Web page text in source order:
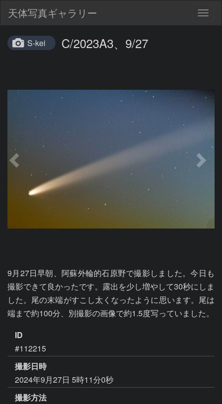
天体写真ギャラリー
S-kei C/2023A3、9/27
9月27日早朝、阿蘇外輪的石原野で撮影しました。今日も
撮影できて良かったです。露出を少し増やして30秒にしま
した。尾の末端がすこし太くなったように思います。尾は
端まで約100分、別撮影の画像で約1.5度写っていました。
ID
#112215
撮影日時
2024年9月27日 5時11分0秒
撮影方法